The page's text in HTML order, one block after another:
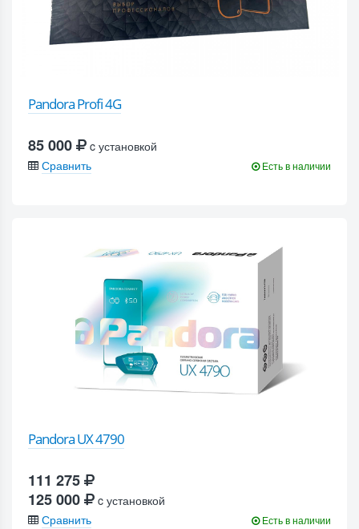
Pandora Profi 4G
85 000
c установкой
Сравнить
Есть в наличии
Pandora UX 4790
111 275
125 000
c установкой
Сравнить
Есть в наличии